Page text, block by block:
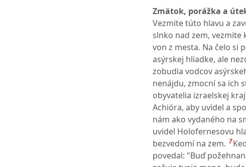
Zmätok, porážka a
Vezmite túto hlavu a
slnko nad zem, vezmite
von z mesta. Na čelo si
asýrskej hliadke, ale
zobudia vodcov
nenájdu, zmocní sa ich
obyvatelia izraelskej
Achióra, aby uvidel a
nám ako vydaného na
uvidel Holofernesovu
bezvedomí na zem. 7
povedal: "Buď